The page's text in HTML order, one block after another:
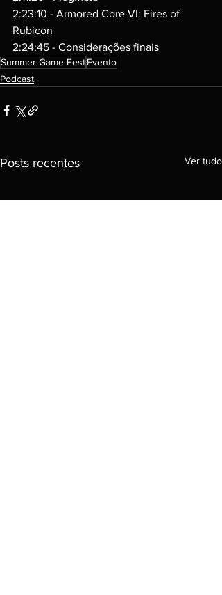
2:23:10 - Armored Core VI: Fires of
Rubicon
2:24:45 - Considerações finais
Summer Game FestEvento
Podcast
Posts recentes Ver tudo